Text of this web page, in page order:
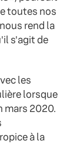
toutes nos
rend la
s'agit de
les
lorsque
mars 2020.
à la